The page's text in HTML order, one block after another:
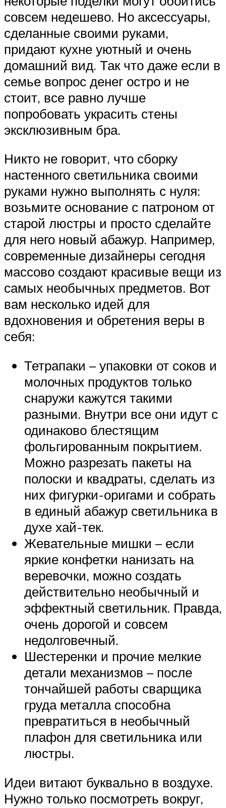
совсем недешево. Но аксессуары,
сделанные своими руками,
придают кухне уютный и очень
домашний вид. Так что даже если в
семье вопрос денег остро и не
стоит, все равно лучше
попробовать украсить стены
эксклюзивным бра.
Никто не говорит, что сборку
настенного светильника своими
руками нужно выполнять с нуля:
возьмите основание с патроном от
старой люстры и просто сделайте
для него новый абажур. Например,
современные дизайнеры сегодня
массово создают красивые вещи из
самых необычных предметов. Вот
вам несколько идей для
вдохновения и обретения веры в
себя:
Тетрапаки – упаковки от соков и
молочных продуктов только
снаружи кажутся такими
разными. Внутри все они идут с
одинаково блестящим
фольгированным покрытием.
Можно разрезать пакеты на
полоски и квадраты, сделать из
них фигурки-оригами и собрать
в единый абажур светильника в
духе хай-тек.
Жевательные мишки – если
яркие конфетки нанизать на
веревочки, можно создать
действительно необычный и
эффектный светильник. Правда,
очень дорогой и совсем
недолговечный.
Шестеренки и прочие мелкие
детали механизмов – после
тончайшей работы сварщика
груда металла способна
превратиться в необычный
плафон для светильника или
люстры.
Идеи витают буквально в воздухе.
Нужно только посмотреть вокруг,